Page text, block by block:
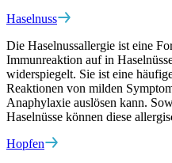
Haselnuss
Die Haselnussallergie ist eine
Immunreaktion auf in
widerspiegelt. Sie ist eine
Reaktionen von milden
Anaphylaxie auslösen kann.
Haselnüsse können diese
Hopfen